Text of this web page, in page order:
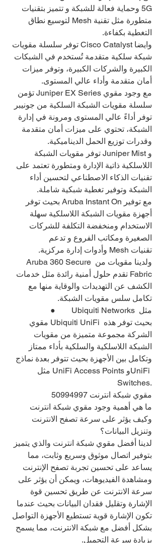
5G وحماية فعالة للشبكة و تتميز بتقنيات
متطورة مثل تقنية Mesh لتوسيع نطاق
التغطية بكفاءة.
وايضا Cisco Catalyst توفر سلسلة مقويات
شبكة سلكية متقدمة تُستخدم في الشبكات
الكبيرة والشركات الكبيرة، وتوفر ميزات
أمان متقدمة وأداء عالي المستوى.
مع وجود مقوي Juniper EX Series تؤمن
سلسلة مقويات الشبكة السلكية من جونيبر
توفر أداءً عالي المستوى ومرونة في إدارة
الشبكة، تحتوي على ميزات أمان متقدمة
وقدرات توزيع الحمل الديناميكية.
و Juniper Mist توفر مقويات الشبكة
اللاسلكية ذاتية الإدارة ومتطورة تعتمد على
تقنيات الذكاء الاصطناعي لتحسين أداء
الشبكة وتوفير تغطية شبكية شاملة.
مع توفير Aruba Instant On بحيث توفر
أجهزة مقويات الشبكة اللاسلكية سهلة
الاستخدام ومنخفضة التكلفة للشركات
الصغيرة ومكاتب الفروع و تدعم
تقنيات Mesh وأدوات إدارة مركزية.
ولدينا مقويات من Aruba 360 Secure
Fabric تقدم حلول أمنية رائدة مثل خدمات
الكشف عن التهديدات والوقاية منها مع
تكامل سلس مقويات الشبكة.
●        Ubiquiti Networks مثل
مقوي Ubiquiti UniFi بحيث توفر هذه
الشركة مجموعة متميزة من مقويات
الشبكة اللاسلكية والسلكية بأداء ممتاز
وتكامل بين الأجهزة بحيث تتوفر بعدة نماذج
مثل UniFi Access Points وUniFi
Switches.
مقوي شبكة انترنت 50994997
ما هي أهمية وجود مقوي شبكة انترنت
وكيف يؤثر على سرعة تصفح الانترنت
وتنزيل البيانات؟
لدينا أفضل مقوي شبكة انترنت والذي يتميز
بتوفير اتصال موثوق وسريع وثابت، مما
يساعد على تحسين تجربة تصفح الإنترنت
ومشاهدة الفيديوهات، ويمكن أن يؤثر على
سرعة الانترنت عن طريق تحسين قوة
الإشارة وتقليل فقدان البيانات بحيث عندما
تكون الإشارة قوية تستطيع الأجهزة التواصل
بشكل أفضل مع شبكة الانترنت، مما يسمح
بزيادة سرعة التحميل.